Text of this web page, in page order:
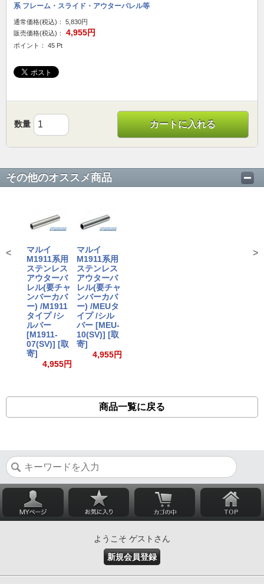
系 フレーム・スライド・アウターバレル等
通常価格(税込)：
5,830円
販売価格(税込)：
4,955円
ポイント： 45 Pt
数量 カートに入れる
その他のオススメ商品
マルイ
M1911系用
ステンレス
アウターバ
レル(要チャ
ンバーカバ
ー) /M1911
タイプ /シ
ルバー
[M1911-
07(SV)] [取
寄]
4,955円
マルイ
M1911系用
ステンレス
アウターバ
レル(要チャ
ンバーカバ
ー) /MEUタ
イプ /シル
バー [MEU-
10(SV)] [取
寄]
4,955円
< >
商品一覧に戻る
ようこそ ゲストさん
新規会員登録